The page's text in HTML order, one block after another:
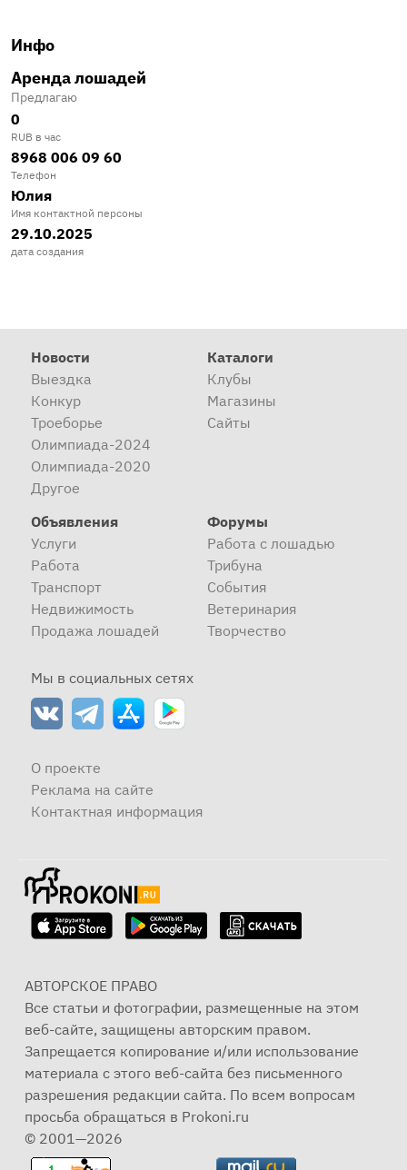
Инфо
Аренда лошадей
Предлагаю
0
RUB в час
8968 006 09 60
Телефон
Юлия
Имя контактной персоны
29.10.2025
дата создания
Новости
Выездка
Конкур
Троеборье
Олимпиада-2024
Олимпиада-2020
Другое
Каталоги
Клубы
Магазины
Сайты
Объявления
Услуги
Работа
Транспорт
Недвижимость
Продажа лошадей
Форумы
Работа с лошадью
Трибуна
События
Ветеринария
Творчество
Мы в социальных сетях
О проекте
Реклама на сайте
Контактная информация
АВТОРСКОЕ ПРАВО
Все статьи и фотографии, размещенные на этом
веб-сайте, защищены авторским правом.
Запрещается копирование и/или использование
материала с этого веб-сайта без письменного
разрешения редакции сайта. По всем вопросам
просьба обращаться в Prokoni.ru
© 2001—2026